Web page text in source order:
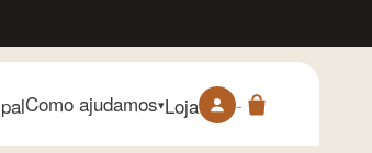
Como ajudamos▾Loja -